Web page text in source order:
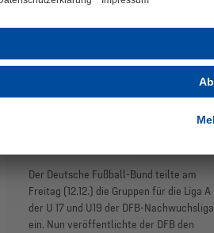
DFB-Nachwuchsliga:
Der Deutsche Fußball-Bund teilte am
Freitag (12.12.) die Gruppen für die Liga A
der U 17 und U19 der DFB-Nachwuchsliga
ein. Nun veröffentlichte der DFB den